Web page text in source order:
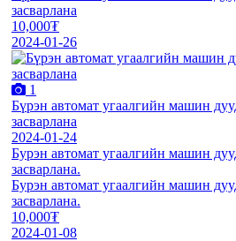
засварлана
10,000₮
2024-01-26
1
Бүрэн автомат угаалгийн машин
засварлана
2024-01-24
Бурэн автомат угаалгийн машин
засварлана.
Бурэн автомат угаалгийн машин
засварлана.
10,000₮
2024-01-08